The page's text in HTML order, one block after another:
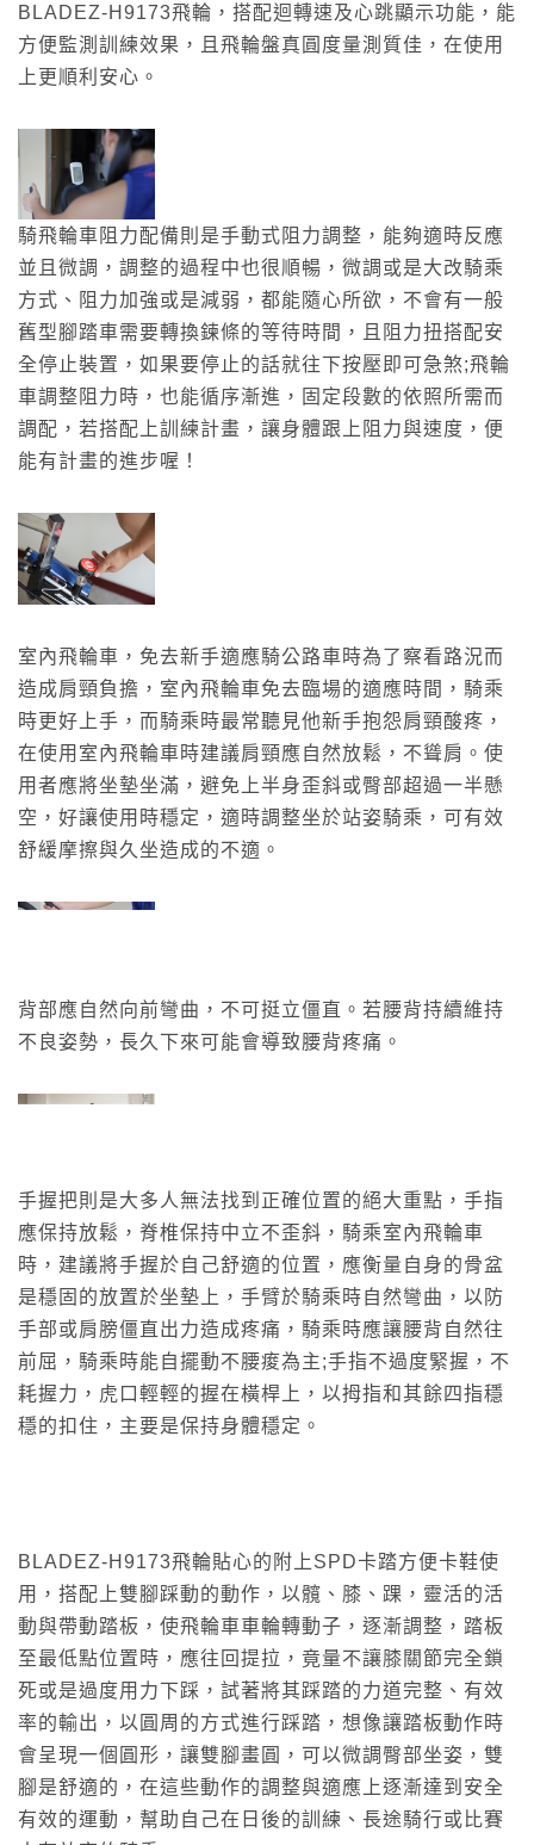
BLADEZ-H9173飛輪，搭配迴轉速及心跳顯示功能，能
方便監測訓練效果，且飛輪盤真圓度量測質佳，在使用
上更順利安心。
騎飛輪車阻力配備則是手動式阻力調整，能夠適時反應
並且微調，調整的過程中也很順暢，微調或是大改騎乘
方式、阻力加強或是減弱，都能隨心所欲，不會有一般
舊型腳踏車需要轉換鍊條的等待時間，且阻力扭搭配安
全停止裝置，如果要停止的話就往下按壓即可急煞;飛輪
車調整阻力時，也能循序漸進，固定段數的依照所需而
調配，若搭配上訓練計畫，讓身體跟上阻力與速度，便
能有計畫的進步喔！
室內飛輪車，免去新手適應騎公路車時為了察看路況而
造成肩頸負擔，室內飛輪車免去臨場的適應時間，騎乘
時更好上手，而騎乘時最常聽見他新手抱怨肩頸酸疼，
在使用室內飛輪車時建議肩頸應自然放鬆，不聳肩。使
用者應將坐墊坐滿，避免上半身歪斜或臀部超過一半懸
空，好讓使用時穩定，適時調整坐於站姿騎乘，可有效
舒緩摩擦與久坐造成的不適。
背部應自然向前彎曲，不可挺立僵直。若腰背持續維持
不良姿勢，長久下來可能會導致腰背疼痛。
手握把則是大多人無法找到正確位置的絕大重點，手指
應保持放鬆，脊椎保持中立不歪斜，騎乘室內飛輪車
時，建議將手握於自己舒適的位置，應衡量自身的骨盆
是穩固的放置於坐墊上，手臂於騎乘時自然彎曲，以防
手部或肩膀僵直出力造成疼痛，騎乘時應讓腰背自然往
前屈，騎乘時能自擺動不腰痠為主;手指不過度緊握，不
耗握力，虎口輕輕的握在橫桿上，以拇指和其餘四指穩
穩的扣住，主要是保持身體穩定。
BLADEZ-H9173飛輪貼心的附上SPD卡踏方便卡鞋使
用，搭配上雙腳踩動的動作，以髖、膝、踝，靈活的活
動與帶動踏板，使飛輪車車輪轉動子，逐漸調整，踏板
至最低點位置時，應往回提拉，竟量不讓膝關節完全鎖
死或是過度用力下踩，試著將其踩踏的力道完整、有效
率的輸出，以圓周的方式進行踩踏，想像讓踏板動作時
會呈現一個圓形，讓雙腳畫圓，可以微調臀部坐姿，雙